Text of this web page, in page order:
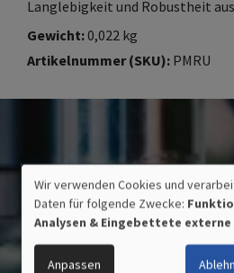
Langlebigkeit und Robustheit
Gewicht 0,022 kg
Artikelnummer (SKU) PMRU
VERWENDUNG
PERSONENBEZOGENER
DATEN
UND
Wir verwenden Cookies und
Daten für folgende Zwecke:
Analysen & Eingebettete
Anpassen